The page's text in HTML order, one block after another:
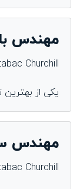
مهندس
Churchill
یکی از
مهندس
Churchill